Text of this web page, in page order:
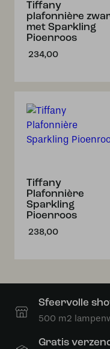
Tiffany
plafonnière
met Sparkling
Pioenroos
234,00
Tiffany
Plafonnière
Sparkling
Pioenroos
238,00
Sfeervolle
500 m2
Gratis